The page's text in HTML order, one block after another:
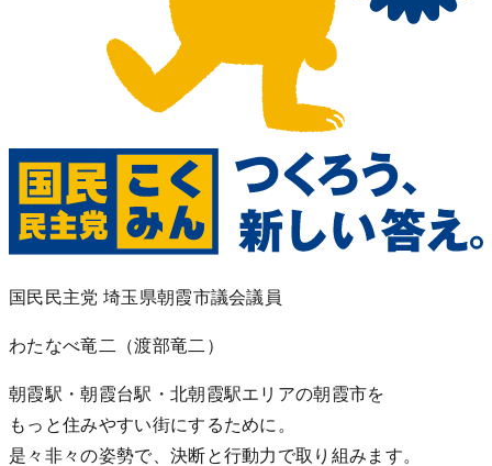
国民民主党 埼玉県朝霞市議会議員
わたなべ竜二 （渡部竜二）
朝霞駅・朝霞台駅・北朝霞駅エリアの朝霞市を
もっと住みやすい街にするために。
是々非々の姿勢で、決断と行動力で取り組みます。